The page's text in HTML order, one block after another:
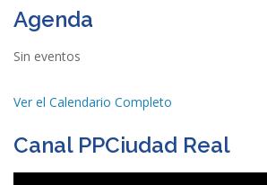
Agenda
Sin eventos
Ver el Calendario Completo
Canal PPCiudad Real